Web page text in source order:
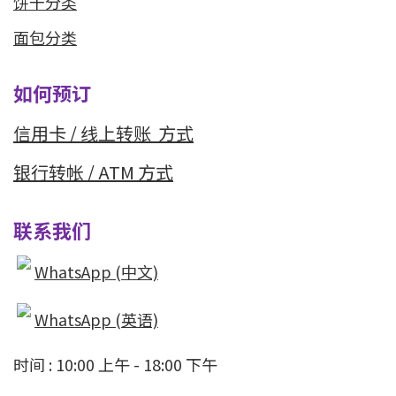
面包分类
如何预订
信用卡 / 线上转账 方式
银行转帐 / ATM 方式
联系我们
WhatsApp (中文)
WhatsApp (英语)
时间 : 10:00 上午 - 18:00 下午